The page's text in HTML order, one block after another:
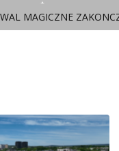
MAGICZNE